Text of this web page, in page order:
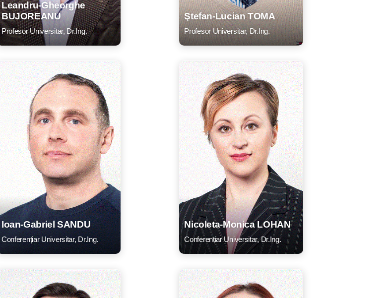
Leandru-Gheorghe
BUJOREANU
Profesor Universitar, Dr.Ing.
CV Listă lucrări E-mail
Ştefan-Lucian TOMA
Profesor Universitar, Dr.Ing.
CV Listă lucrări E-mail
Ioan-Gabriel SANDU
Conferențiar Universitar, Dr.Ing.
CV Listă lucrări
Nicoleta-Monica LOHAN
Conferențiar Universitar, Dr.Ing.
CV Listă lucrări E-mail